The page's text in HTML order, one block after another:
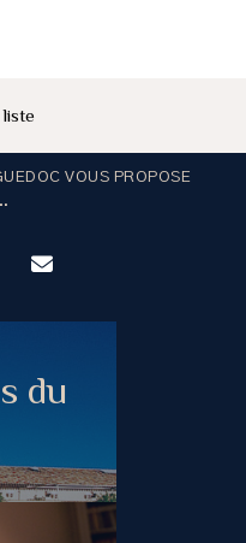
VOUS PROPOSE
du